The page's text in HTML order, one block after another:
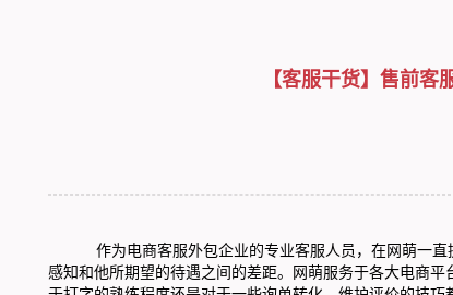
【客服干货】售前客
作为电商客服外包企业的专业客服人员，在网萌一
感知和他所期望的待遇之间的差距。 网萌服务于各大电商平